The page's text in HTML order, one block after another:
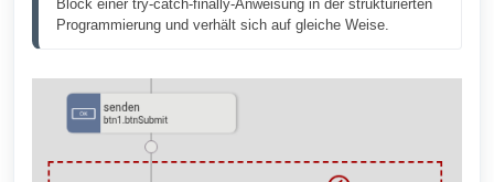
Block einer try-catch-finally-Anweisung in der strukturierten
Programmierung und verhält sich auf gleiche Weise.